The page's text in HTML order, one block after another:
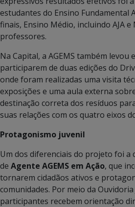
estudantes do Ensino Fundamental
finais, Ensino Médio, incluindo AJA
professores.
Na Capital, a AGEMS também levou
participarem de duas edições do
onde foram realizadas uma visita
exposições e uma aula externa
destinação correta dos resíduos
suas relações com os quatro eixos
Protagonismo juvenil
Um dos diferenciais do projeto foi a
de Agente AGEMS em Ação, que
tornarem cidadãos ativos e
comunidades. Por meio da Ouvidoria
participantes recebem orientação